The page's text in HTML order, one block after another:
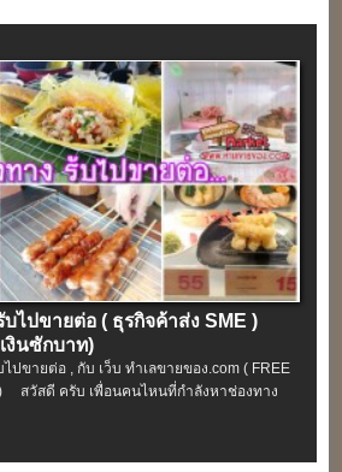
ไปขายต่อ ( ธุรกิจค้าส่ง SME )
งินซักบาท)
ปขายต่อ , กับ เว็บ ทำเลขายของ.com ( FREE
) สวัสดี ครับ เพื่อนคนไหนที่กำลังหาช่องทาง